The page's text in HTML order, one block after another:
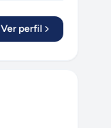
Ver perfil